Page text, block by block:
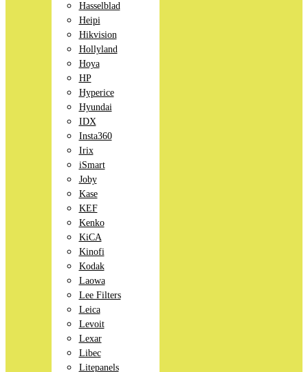
Hasselblad
Heipi
Hikvision
Hollyland
Hoya
HP
Hyperice
Hyundai
IDX
Insta360
Irix
iSmart
Joby
Kase
KEF
Kenko
KiCA
Kinofi
Kodak
Laowa
Lee Filters
Leica
Levoit
Lexar
Libec
Litepanels